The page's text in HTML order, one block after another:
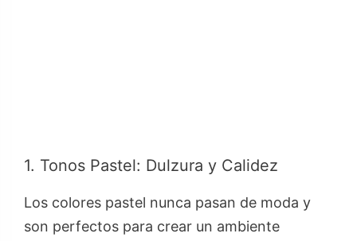
1. Tonos Pastel: Dulzura y Calidez
Los colores pastel nunca pasan de moda y
son perfectos para crear un ambiente